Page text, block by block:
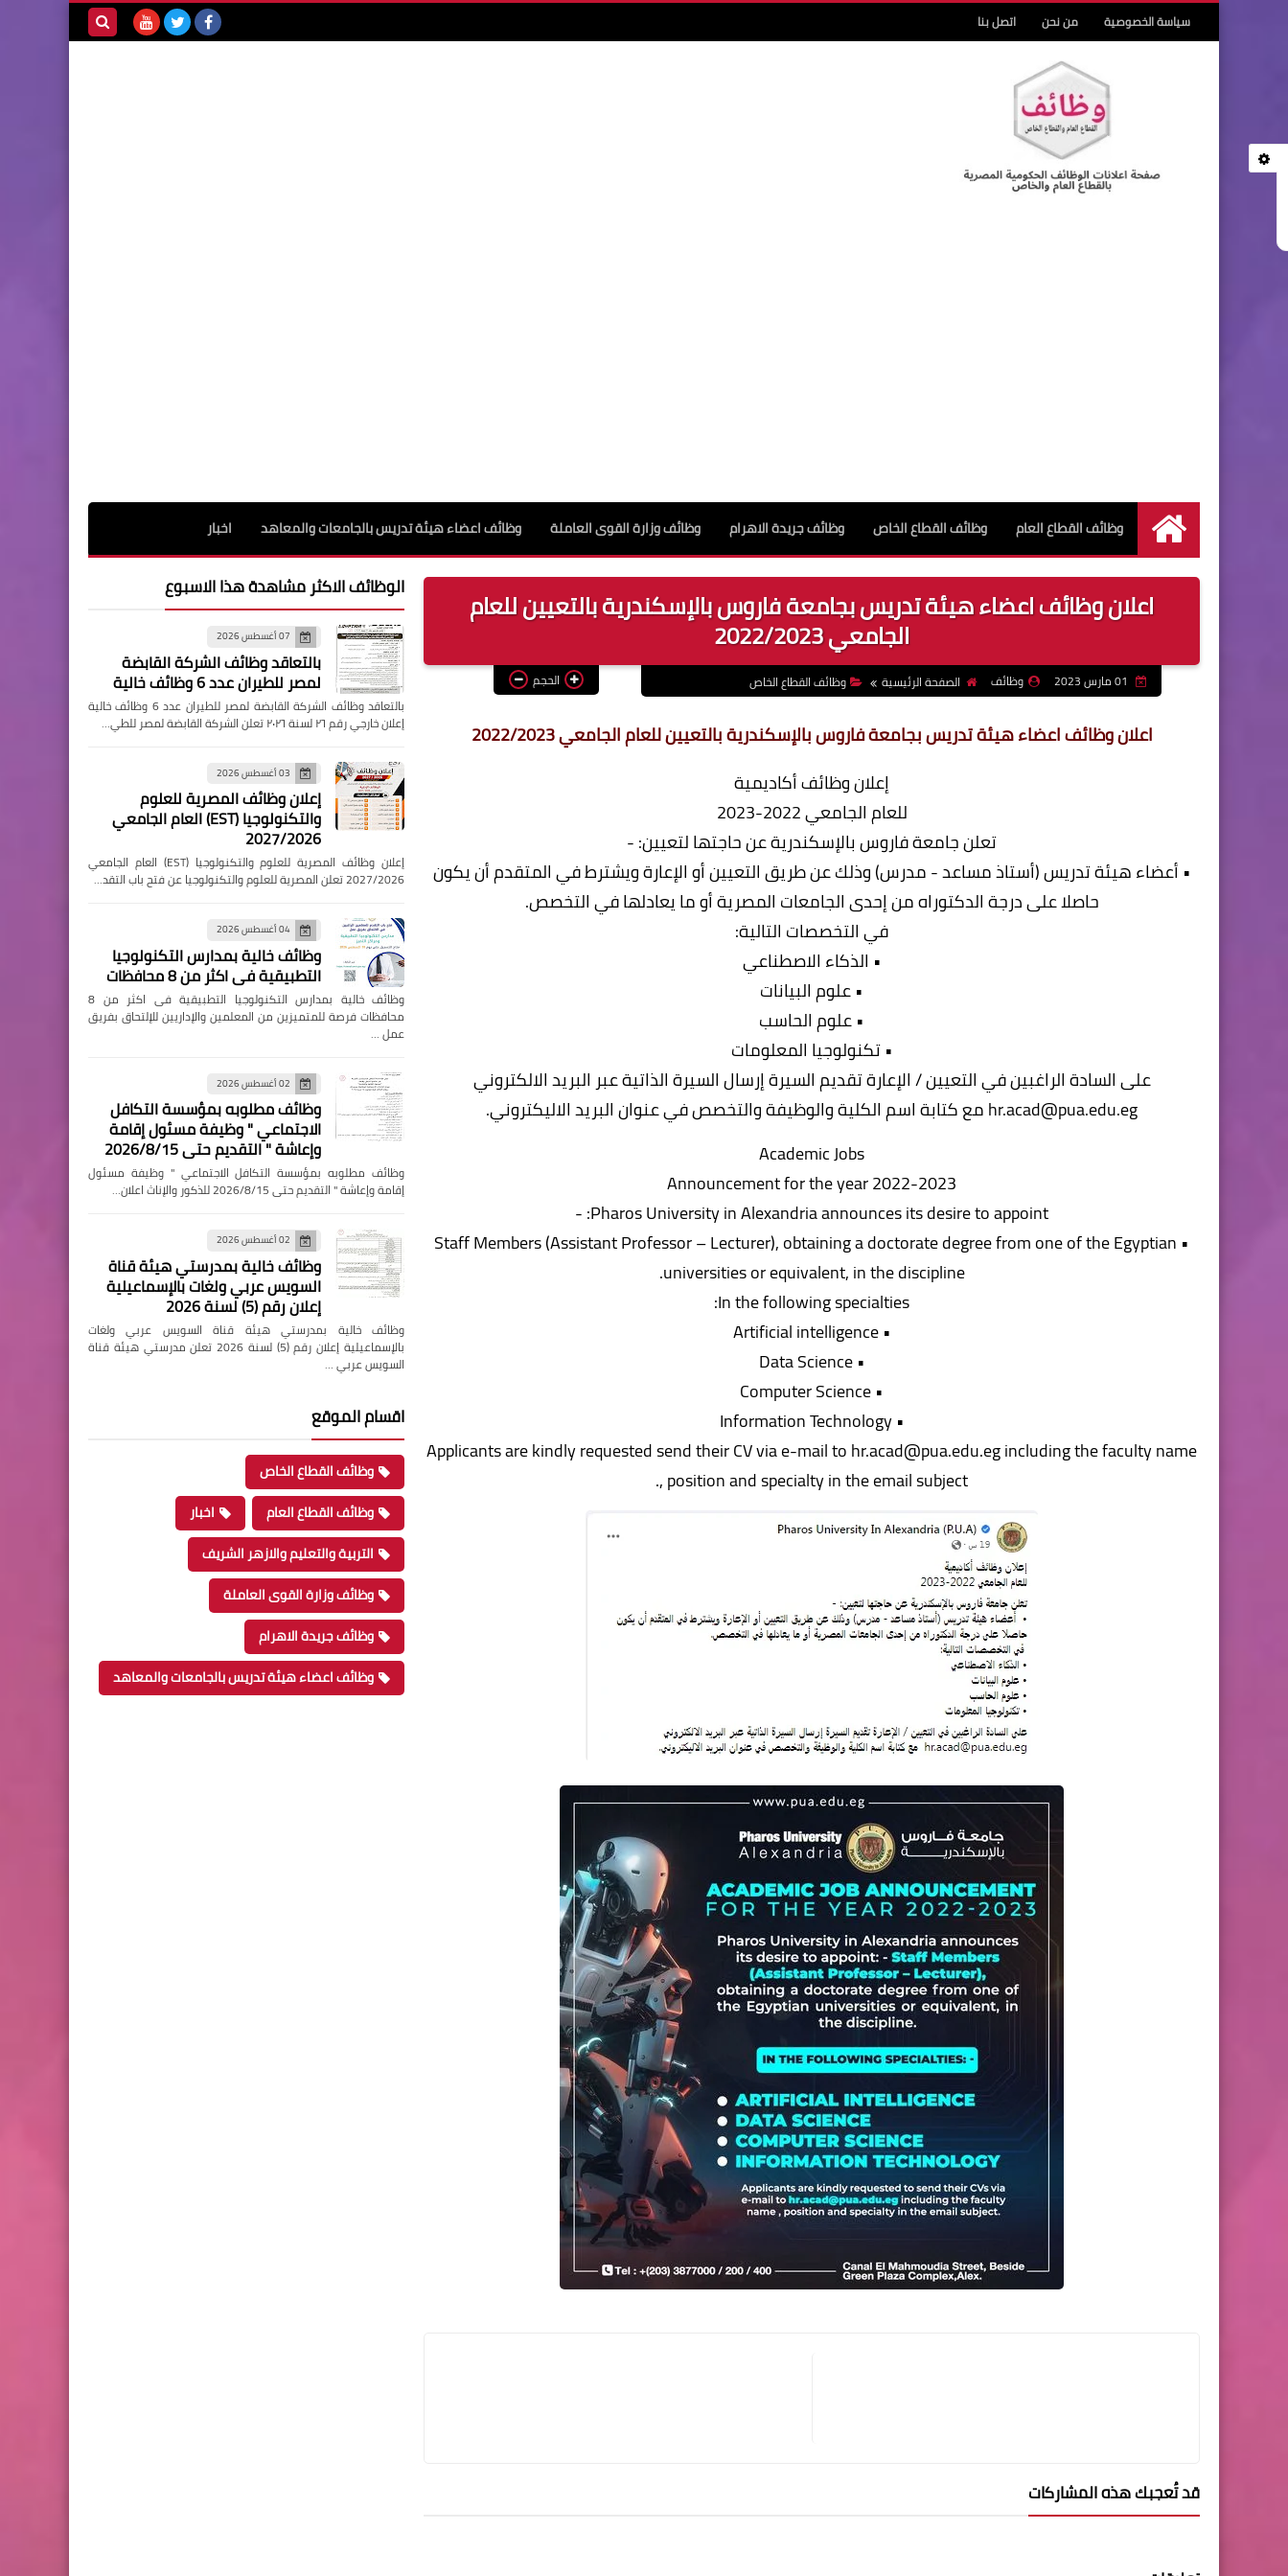
سياسة الخصوصية من نحن اتصل بنا
الرئيسية
وظائف القطاع العام وظائف القطاع الخاص وظائف جريدة الاهرام وظائف وزارة القوى العاملة وظائف اعضاء هيئة تدريس بالجامعات والمعاهد اخبار
اعلان وظائف اعضاء هيئة تدريس بجامعة فاروس بالإسكندرية بالتعيين للعام
الجامعي 2022/2023
وظائف الصفحة الرئيسية وظائف القطاع الخاص الحجم
اعلان وظائف اعضاء هيئة تدريس بجامعة فاروس بالإسكندرية بالتعيين للعام الجامعي 2022/2023
إعلان وظائف أكاديمية
للعام الجامعي 2022-2023
تعلن جامعة فاروس بالإسكندرية عن حاجتها لتعيين: -
• أعضاء هيئة تدريس (أستاذ مساعد - مدرس) وذلك عن طريق التعيين أو الإعارة ويشترط في المتقدم أن يكون
حاصلا على درجة الدكتوراه من إحدى الجامعات المصرية أو ما يعادلها في التخصص.
في التخصصات التالية:
• الذكاء الاصطناعي
• علوم البيانات
• علوم الحاسب
• تكنولوجيا المعلومات
على السادة الراغبين في التعيين / الإعارة تقديم السيرة إرسال السيرة الذاتية عبر البريد الالكتروني
hr.acad@pua.edu.eg مع كتابة اسم الكلية والوظيفة والتخصص في عنوان البريد الاليكتروني.
Academic Jobs
Announcement for the year 2022-2023
Pharos University in Alexandria announces its desire to appoint: -
• Staff Members (Assistant Professor – Lecturer), obtaining a doctorate degree from one of the Egyptian
universities or equivalent, in the discipline.
In the following specialties:
• Artificial intelligence
• Data Science
• Computer Science
• Information Technology
Applicants are kindly requested send their CV via e-mail to hr.acad@pua.edu.eg including the faculty name
, position and specialty in the email subject.
قد تُعجبك هذه المشاركات
الوظائف الاكثر مشاهدة هذا الاسبوع
07 أغسطس 2026
بالتعاقد وظائف الشركة القابضة
لمصر للطيران عدد 6 وظائف خالية
بالتعاقد وظائف الشركة القابضة لمصر للطيران عدد 6 وظائف خالية
إعلان خارجي رقم ٢٦ لسنة ٢٠٢٦ تعلن الشركة القابضة لمصر للطي…
03 أغسطس 2026
إعلان وظائف المصرية للعلوم
والتكنولوجيا (EST) العام الجامعي
2027/2026
إعلان وظائف المصرية للعلوم والتكنولوجيا (EST) العام الجامعي
2027/2026 تعلن المصرية للعلوم والتكنولوجيا عن فتح باب التقد…
04 أغسطس 2026
وظائف خالية بمدارس التكنولوجيا
التطبيقية فى اكثر من 8 محافظات
وظائف خالية بمدارس التكنولوجيا التطبيقية فى اكثر من 8
محافظات فرصة للمتميزين من المعلمين والإداريين للإلتحاق بفريق
عمل …
02 أغسطس 2026
وظائف مطلوبه بمؤسسة التكافل
الاجتماعي " وظيفة مسئول إقامة
وإعاشة " التقديم حتى 2026/8/15
وظائف مطلوبه بمؤسسة التكافل الاجتماعي " وظيفة مسئول
إقامة وإعاشة " التقديم حتى 2026/8/15 للذكور والإناث اعلان…
02 أغسطس 2026
وظائف خالية بمدرستي هيئة قناة
السويس عربي ولغات بالإسماعيلية
إعلان رقم (5) لسنة 2026
وظائف خالية بمدرستي هيئة قناة السويس عربي ولغات
بالإسماعيلية إعلان رقم (5) لسنة 2026 تعلن مدرستي هيئة قناة
السويس عربي …
اقسام الموقع
وظائف القطاع الخاص
وظائف القطاع العام
اخبار
التربية والتعليم والازهر الشريف
وظائف وزارة القوى العاملة
وظائف جريدة الاهرام
وظائف اعضاء هيئة تدريس بالجامعات والمعاهد